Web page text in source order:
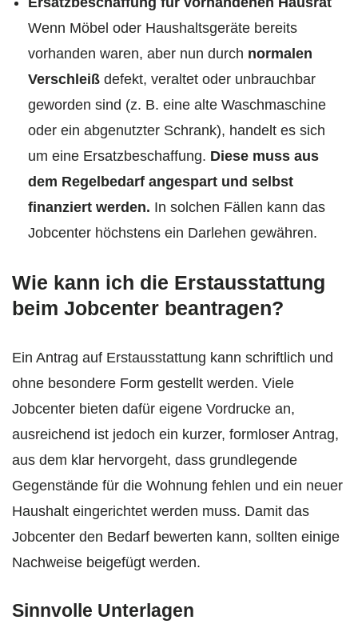
Wenn Möbel oder Haushaltsgeräte bereits
vorhanden waren, aber nun durch normalen
Verschleiß defekt, veraltet oder unbrauchbar
geworden sind (z. B. eine alte Waschmaschine
oder ein abgenutzter Schrank), handelt es sich
um eine Ersatzbeschaffung. Diese muss aus
dem Regelbedarf angespart und selbst
finanziert werden. In solchen Fällen kann das
Jobcenter höchstens ein Darlehen gewähren.
Wie kann ich die Erstausstattung
beim Jobcenter beantragen?
Ein Antrag auf Erstausstattung kann schriftlich und
ohne besondere Form gestellt werden. Viele
Jobcenter bieten dafür eigene Vordrucke an,
ausreichend ist jedoch ein kurzer, formloser Antrag,
aus dem klar hervorgeht, dass grundlegende
Gegenstände für die Wohnung fehlen und ein neuer
Haushalt eingerichtet werden muss. Damit das
Jobcenter den Bedarf bewerten kann, sollten einige
Nachweise beigefügt werden.
Sinnvolle Unterlagen